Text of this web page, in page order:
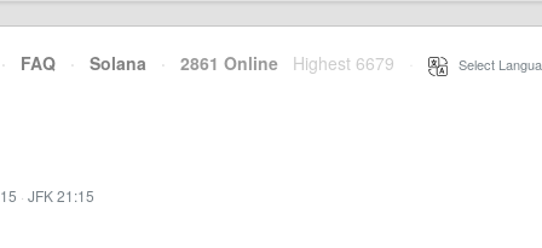
· FAQ · Solana · 2861 Online Highest 6679 Select
· JFK 21:15